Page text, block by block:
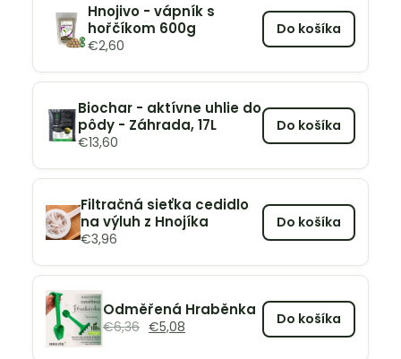
Hnojivo - vápník s
hořčíkom 600g
€2,60
Do košíka
Biochar - aktívne uhlie do
pôdy - Záhrada, 17L
€13,60
Do košíka
Filtračná sieťka cedidlo
na výluh z Hnojíka
€3,96
Do košíka
Odměřená Hraběnka
€6,36 €5,08 Do košíka